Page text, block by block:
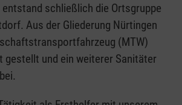
entstand schließlich die Ortsgruppe
Aus der Gliederung Nürtingen
(MTW)
gestellt und ein weiterer Sanitäter